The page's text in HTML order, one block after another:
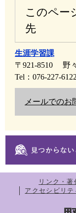
このペー
先
生涯学習課
〒921-8510
野
Tel：076-227-6122
メールでのお
リンク・
アクセシビリテ